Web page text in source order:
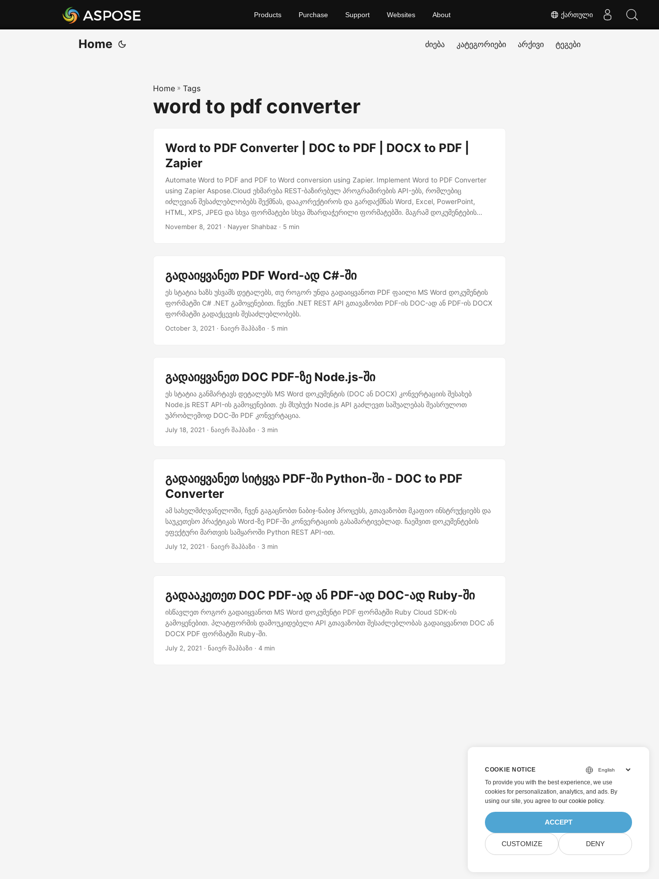
ქართული
Products Purchase Support Websites About
Home ძიება კატეგორიები არქივი ტეგები
Home » Tags
word to pdf converter
Word to PDF Converter | DOC to PDF | DOCX to PDF |
Zapier
Automate Word to PDF and PDF to Word conversion using Zapier. Implement Word to PDF Converter
using Zapier Aspose.Cloud ეხმარება REST-ბაზირებულ პროგრამირების API-ებს, რომლებიც
იძლევიან შესაძლებლობებს შექმნას, დააკორექტიროს და გარდაქმნას Word, Excel, PowerPoint,
HTML, XPS, JPEG და სხვა ფორმატები სხვა მხარდაჭერილი ფორმატებში. მაგრამ დოკუმენტების
გარდაქმნის პროცესის ავტომატიზაციისთვის, ჩვენ ვთავაზობთ Word to PDF გარდამტ转换ებელი
November 8, 2021 · Nayyer Shahbaz · 5 min
გადაიყვანეთ PDF Word-ად C#-ში
ეს სტატია ხაზს უსვამს დეტალებს, თუ როგორ უნდა გადაიყვანოთ PDF ფაილი MS Word დოკუმენტის
ფორმატში C# .NET გამოყენებით. ჩვენი .NET REST API გთავაზობთ PDF-ის DOC-ად ან PDF-ის DOCX
ფორმატში გადაქცევის შესაძლებლობებს.
October 3, 2021 · ნაიერ შაჰბაზი · 5 min
გადაიყვანეთ DOC PDF-ზე Node.js-ში
ეს სტატია განმარტავს დეტალებს MS Word დოკუმენტის (DOC ან DOCX) კონვერტაციის შესახებ
Node.js REST API-ის გამოყენებით. ეს მსუბუქი Node.js API გაძლევთ საშუალებას შეასრულოთ
უპრობლემოდ DOC-ში PDF კონვერტაცია.
July 18, 2021 · ნაიერ შაჰბაზი · 3 min
გადაიყვანეთ სიტყვა PDF-ში Python-ში - DOC to PDF
Converter
ამ სახელმძღვანელოში, ჩვენ გაგაცნობთ ნაბიჯ-ნაბიჯ პროცესს, გთავაზობთ მკაფიო ინსტრუქციებს და
საუკეთესო პრაქტიკას Word-ზე PDF-ში კონვერტაციის გასამარტივებლად. ჩაეშვით დოკუმენტების
ეფექტური მართვის სამყაროში Python REST API-ით.
July 12, 2021 · ნაიერ შაჰბაზი · 3 min
გადააკეთეთ DOC PDF-ად ან PDF-ად DOC-ად Ruby-ში
ისწავლეთ როგორ გადაიყვანოთ MS Word დოკუმენტი PDF ფორმატში Ruby Cloud SDK-ის
გამოყენებით. პლატფორმის დამოუკიდებელი API გთავაზობთ შესაძლებლობას გადაიყვანოთ DOC ან
DOCX PDF ფორმატში Ruby-ში.
July 2, 2021 · ნაიერ შაჰბაზი · 4 min
COOKIE NOTICE
To provide you with the best experience, we use
cookies for personalization, analytics, and ads. By
using our site, you agree to our cookie policy.
ACCEPT
CUSTOMIZE DENY